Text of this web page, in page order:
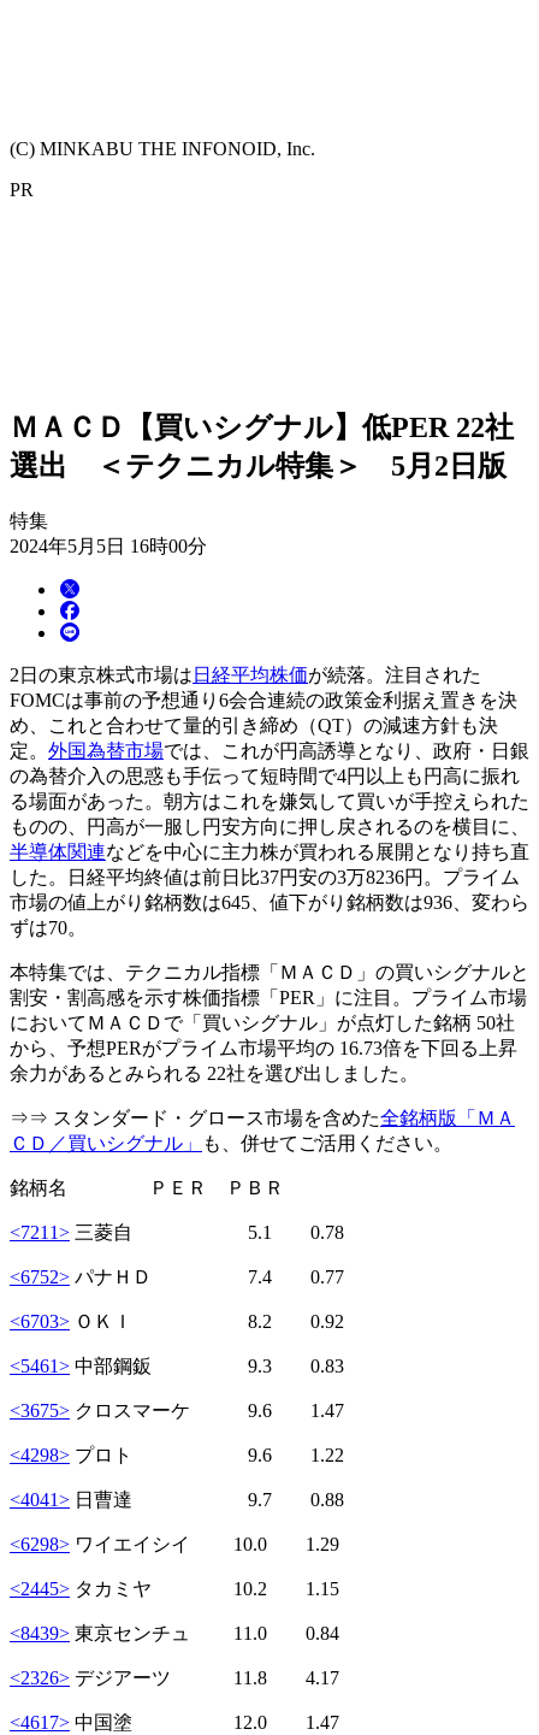
(C) MINKABU THE INFONOID, Inc.
PR
ＭＡＣＤ【買いシグナル】低PER 22社
選出 ＜テクニカル特集＞ 5月2日版
特集
2024年5月5日 16時00分
2日の東京株式市場は 日経平均株価が続落。注目された
FOMCは事前の予想通り6会合連続の政策金利据え置きを決
め、これと合わせて量的引き締め（QT）の減速方針も決
定。 外国為替市場では、これが円高誘導となり、政府・日銀
の為替介入の思惑も手伝って短時間で4円以上も円高に振れ
る場面があった。朝方はこれを嫌気して買いが手控えられた
ものの、円高が一服し円安方向に押し戻されるのを横目に、
半導体関連などを中心に主力株が買われる展開となり持ち直
した。日経平均終値は前日比37円安の3万8236円。プライム
市場の値上がり銘柄数は645、値下がり銘柄数は936、変わら
ずは70。
本特集では、テクニカル指標「ＭＡＣＤ」の買いシグナルと
割安・割高感を示す株価指標「PER」に注目。プライム市場
においてＭＡＣＤで「買いシグナル」が点灯した銘柄 50社
から、予想PERがプライム市場平均の 16.73倍を下回る上昇
余力があるとみられる 22社を選び出しました。
⇒⇒ スタンダード・グロース市場を含めた全銘柄版「ＭＡ
ＣＤ／買いシグナル」
も、併せてご活用ください。
銘柄名 ＰＥＲ ＰＢＲ
<7211> 三菱自 5.1 0.78
<6752> パナＨＤ 7.4 0.77
<6703> ＯＫＩ 8.2 0.92
<5461> 中部鋼鈑 9.3 0.83
<3675> クロスマーケ 9.6 1.47
<4298> プロト 9.6 1.22
<4041> 日曹達 9.7 0.88
<6298> ワイエイシイ 10.0 1.29
<2445> タカミヤ 10.2 1.15
<8439> 東京センチュ 11.0 0.84
<2326> デジアーツ 11.8 4.17
<4617> 中国塗 12.0 1.47